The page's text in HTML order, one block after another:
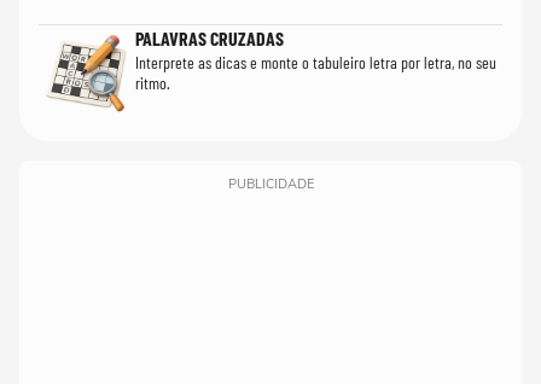
PALAVRAS CRUZADAS
Interprete as dicas e monte o tabuleiro letra por letra, no seu
ritmo.
PUBLICIDADE